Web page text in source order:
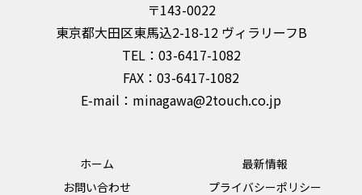
〒143-0022
東京都大田区東馬込2-18-12 ヴィラリーフB
TEL：03-6417-1082
FAX：03-6417-1082
E-mail：minagawa@2touch.co.jp
ホーム
最新情報
お問い合わせ
プライバシーポリシー